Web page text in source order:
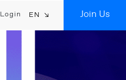
Login EN Join Us